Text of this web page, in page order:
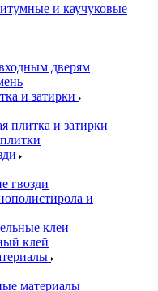
и каучуковые
дверям
и затирки
плитка и затирки
гвозди
и
клеи
клей
материалы